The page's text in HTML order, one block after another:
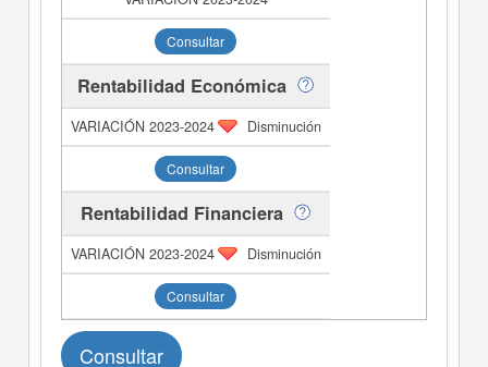
Consultar
Rentabilidad Económica
Disminución
Consultar
Rentabilidad Financiera
Disminución
Consultar
Consultar